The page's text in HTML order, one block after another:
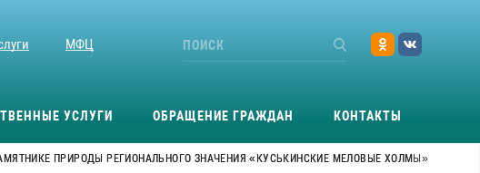
МФЦ
УСЛУГИ ОБРАЩЕНИЕ ГРАЖДАН КОНТАКТЫ
ПРИРОДЫ РЕГИОНАЛЬНОГО ЗНАЧЕНИЯ «КУСЬКИНСКИЕ МЕЛОВЫЕ ХОЛМЫ»